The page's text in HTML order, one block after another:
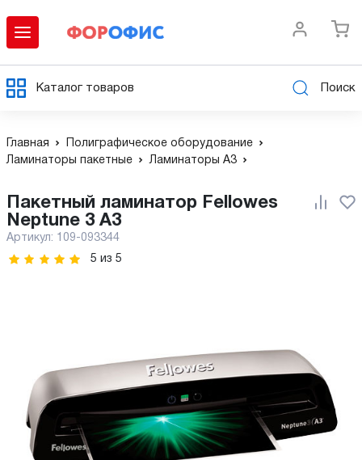
Каталог товаров Поиск
Главная
Полиграфическое оборудование
Ламинаторы пакетные
Ламинаторы А3
Neptune 3 A3
Артикул: 109-093344
5 из 5